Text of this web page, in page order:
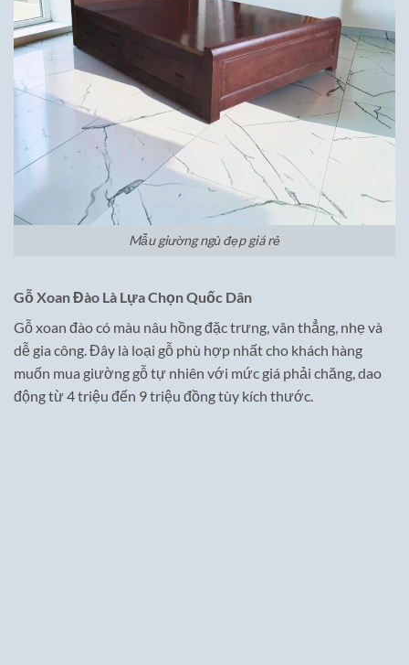
Mẫu giường ngủ đẹp giá rẻ
Gỗ Xoan Đào Là Lựa Chọn Quốc Dân
Gỗ xoan đào có màu nâu hồng đặc trưng, vân thẳng, nhẹ và
dễ gia công. Đây là loại gỗ phù hợp nhất cho khách hàng
muốn mua giường gỗ tự nhiên với mức giá phải chăng, dao
động từ 4 triệu đến 9 triệu đồng tùy kích thước.